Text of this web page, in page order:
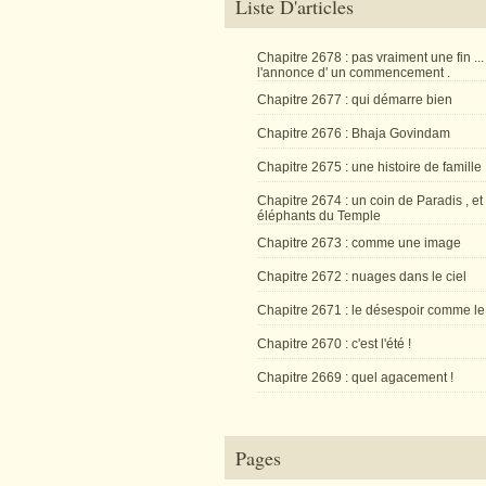
Liste D'articles
Chapitre 2678 : pas vraiment une fin ...
l'annonce d' un commencement .
Chapitre 2677 : qui démarre bien
Chapitre 2676 : Bhaja Govindam
Chapitre 2675 : une histoire de famille
Chapitre 2674 : un coin de Paradis , et
éléphants du Temple
Chapitre 2673 : comme une image
Chapitre 2672 : nuages dans le ciel
Chapitre 2671 : le désespoir comme
Chapitre 2670 : c'est l'été !
Chapitre 2669 : quel agacement !
Pages